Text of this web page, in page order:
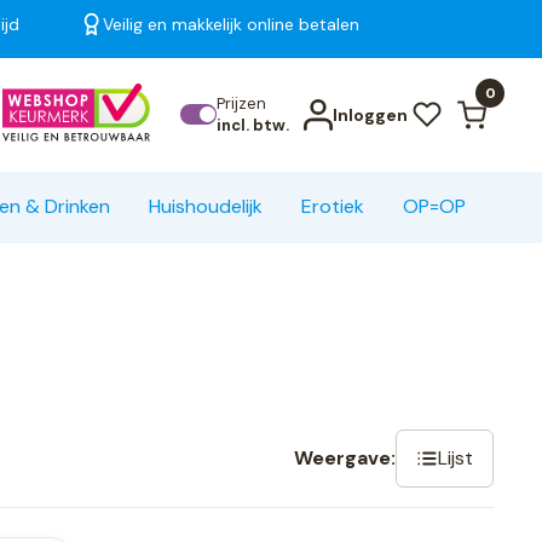
Veilig en makkelijk online betalen
Prijzen
incl. btw.
Inloggen
0
& Drinken Huishoudelijk Erotiek OP=OP
Bekijk alle resultaten
Weergave: Lijst